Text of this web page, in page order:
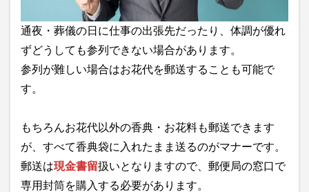
通夜・葬儀の日に仕事の出張先だったり、体調が優れ
ずどうしても参列できない場合があります。
参列が難しい場合はお花代を郵送することも可能で
す。
もちろんお花代以外の香典・お花料も郵送できます
が、すべて香典袋に入れたまま送るのがマナーです。
郵送は現金書留扱いとなりますので、郵便局の窓口で
専用封筒を購入する必要があります。